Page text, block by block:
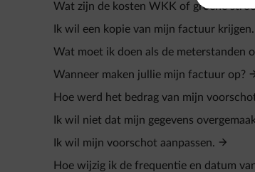
Wat zijn de kosten WKK of groene
Ik wil een kopie van mijn factuur krijgen.
Wat moet ik doen als de meterstanden
Wanneer maken jullie mijn factuur op?
Hoe werd het bedrag van mijn
Ik wil niet dat mijn gegevens
Ik wil mijn voorschot aanpassen.
Hoe wijzig ik de frequentie en datum